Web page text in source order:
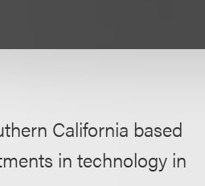
California based
in technology in